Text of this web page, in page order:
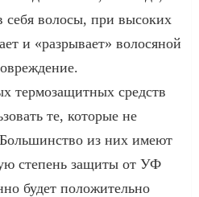
себя волосы, при высоких
и «разрывает» волосяной
термозащитных средств
те, которые не
из них имеют
степень защиты от УФ
будет положительно